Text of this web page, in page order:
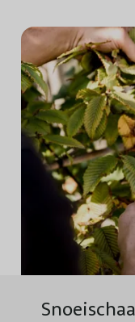
Zon/Halfschaduw
Goed
Jaarrond
Zeer aantrekkelijk
2x per jaar in het